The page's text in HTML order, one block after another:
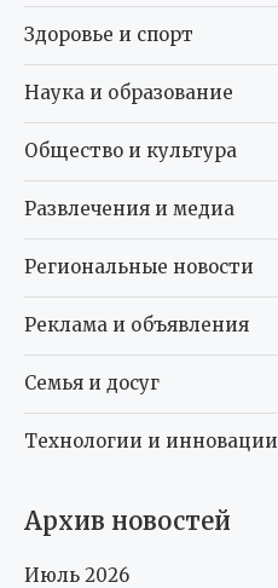
Здоровье и спорт
Наука и образование
Общество и культура
Развлечения и медиа
Региональные новости
Реклама и объявления
Семья и досуг
Технологии и инновации
Архив новостей
Июль 2026